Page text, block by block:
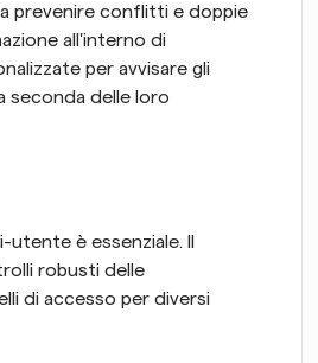
prevenire conflitti e doppie
all'interno di
per avvisare gli
seconda delle loro
è essenziale. Il
robusti delle
di accesso per diversi